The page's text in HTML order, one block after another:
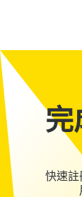
完
快速註